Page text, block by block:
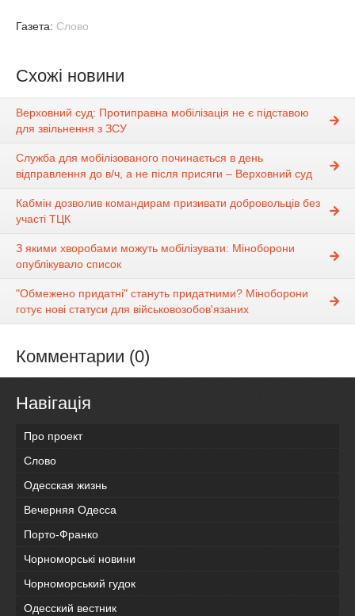
Газета: Слово
Схожі новини
Верховний суд: Протиправна мобілізація не є підставою
для звільнення з ЗСУ
Служба для мобілізованого починається в день
відправлення до в/ч, а не після присяги – Верховний суд
Кабмін дозволив командирам призивати добровольців без
участі ТЦК
З якими хворобами можуть мобілізувати: Міноборони
опублікувало список
"Обмежено придатні" стануть придатними? Міноборони
готує нові статуси для військовозобов'язаних
Комментарии (0)
Навігація
Про проект
Слово
Одесская жизнь
Вечерняя Одесса
Порто-Франко
Чорноморські новини
Чорноморський гудок
Одесский вестник